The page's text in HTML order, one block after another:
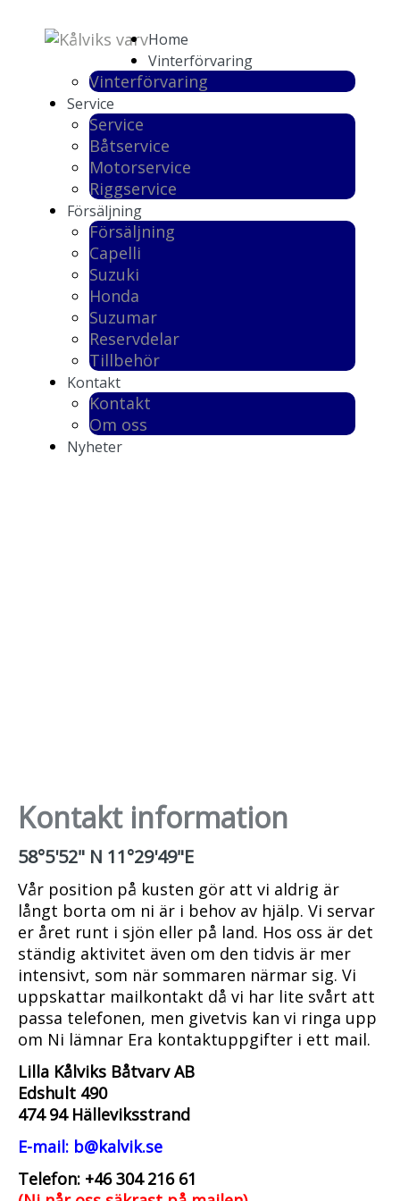
Home
Vinterförvaring
Vinterförvaring
Service
Service
Båtservice
Motorservice
Riggservice
Försäljning
Försäljning
Capelli
Suzuki
Honda
Suzumar
Reservdelar
Tillbehör
Kontakt
Kontakt
Om oss
Nyheter
Kontakt information
58°5'52" N 11°29'49"E
Vår position på kusten gör att vi aldrig är
långt borta om ni är i behov av hjälp. Vi servar
er året runt i sjön eller på land. Hos oss är det
ständig aktivitet även om den tidvis är mer
intensivt, som när sommaren närmar sig. Vi
uppskattar mailkontakt då vi har lite svårt att
passa telefonen, men givetvis kan vi ringa upp
om Ni lämnar Era kontaktuppgifter i ett mail.
Lilla Kålviks Båtvarv AB
Edshult 490
474 94 Hälleviksstrand
E-mail: b@kalvik.se
Telefon: +46 304 216 61